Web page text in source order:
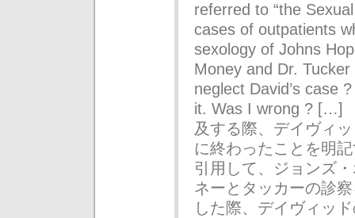
referred to “the
cases of outpatients
sexology of Johns
Money and Dr.
neglect David’s case
it. Was I wrong ? […]
及する際、デイヴィ
に終わったことを明
引用して、ジョンズ
ネーとタッカーの診
した際、デイヴィッ